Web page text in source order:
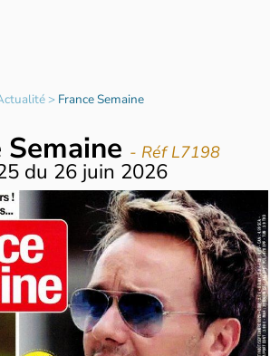
> France Semaine
Semaine - Réf L7198
du 26 juin 2026